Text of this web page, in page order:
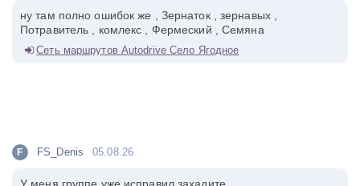
ну там полно ошибок же , Зернаток , зернавых ,
Потравитель , комлекс , Фермеский , Семяна
Сеть маршрутов Autodrive Село Ягодное
F FS_Denis 05.08.26
У меня группе уже исправил захадите